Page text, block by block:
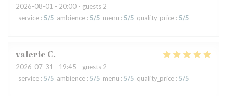
2026-08-01 - 20:00 - guests 2
service : 5/5 ambience : 5/5 menu : 5/5 quality_price : 5/5
valerie C
2026-07-31 - 19:45 - guests 2
service : 5/5 ambience : 5/5 menu : 5/5 quality_price : 5/5